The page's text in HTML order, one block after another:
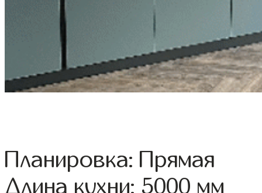
Планировка: Прямая
Длина кухни: 5000 мм